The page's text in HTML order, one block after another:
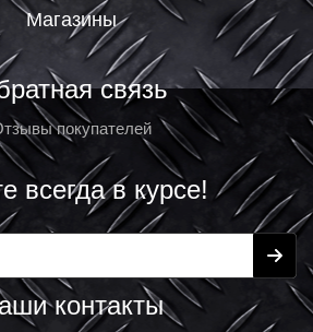
Магазины
связь
покупателей
всегда в курсе!
контакты